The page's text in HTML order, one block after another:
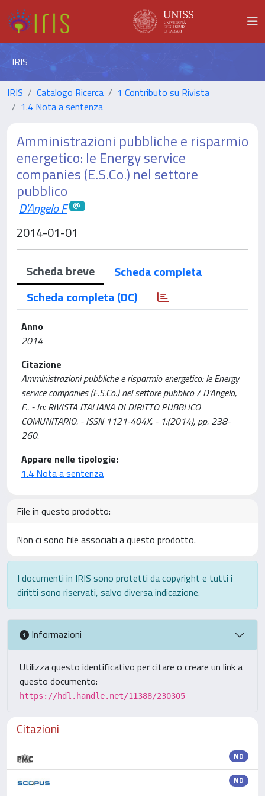
IRIS
IRIS Catalogo Ricerca
1 Contributo su Rivista
1.4 Nota a sentenza
Amministrazioni pubbliche e risparmio
energetico: le Energy service
companies (E.S.Co.) nel settore
pubblico
D'Angelo F
2014-01-01
Scheda breve
Scheda completa
Scheda completa (DC)
Anno
2014
Citazione
Amministrazioni pubbliche e risparmio energetico: le Energy
service companies (E.S.Co.) nel settore pubblico / D'Angelo,
F.. - In: RIVISTA ITALIANA DI DIRITTO PUBBLICO
COMUNITARIO. - ISSN 1121-404X. - 1:(2014), pp. 238-
260.
Appare nelle tipologie:
1.4 Nota a sentenza
File in questo prodotto:
Non ci sono file associati a questo prodotto.
I documenti in IRIS sono protetti da copyright e tutti i
diritti sono riservati, salvo diversa indicazione.
Informazioni
Utilizza questo identificativo per citare o creare un link a
questo documento:
https://hdl.handle.net/11388/230305
Citazioni
ND
ND